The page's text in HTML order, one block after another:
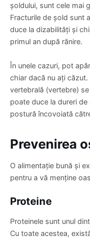
șoldului, sunt cele mai
Fracturile de șold sunt
duce la dizabilități și
primul an după rănire.
În unele cazuri, pot
chiar dacă nu ați
vertebrală (vertebre)
poate duce la dureri
postură încovoiată
Prevenirea
O alimentație bună și
pentru a vă menține
Proteine
Proteinele sunt unul
Cu toate acestea,